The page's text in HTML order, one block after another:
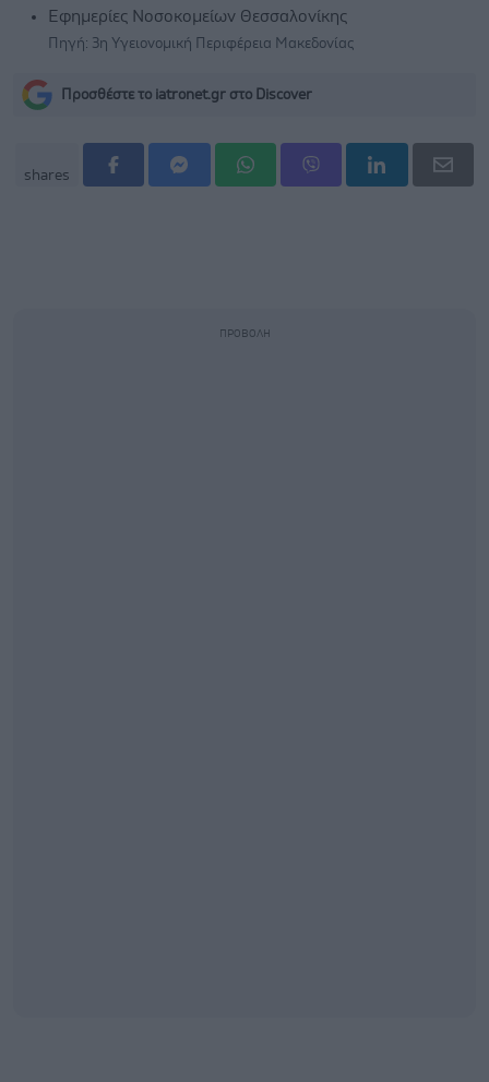
Εφημερίες Νοσοκομείων Θεσσαλονίκης
Πηγή: 3η Υγειονομική Περιφέρεια Μακεδονίας
Προσθέστε το iatronet.gr στο Discover
shares